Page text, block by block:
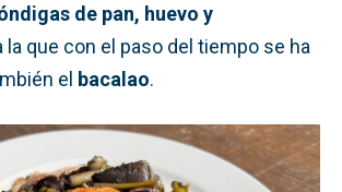
de pan, huevo y
la que con el paso del tiempo se ha
el bacalao.